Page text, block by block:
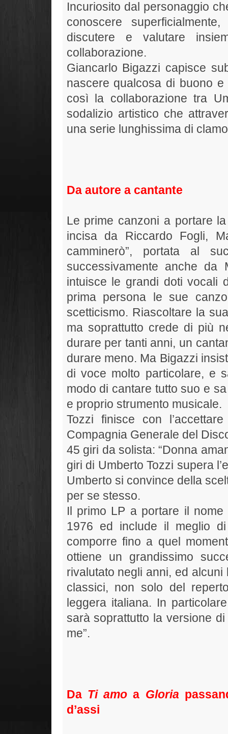
Incuriosito dal personaggio
conoscere
discutere e valutare
collaborazione.
Giancarlo Bigazzi capisce
nascere qualcosa di buono
così la collaborazione tra
sodalizio artistico che
una serie lunghissima di
Da autore a cantante
Le prime canzoni a portare
incisa da Riccardo Fogli,
camminerò”, portata al
successivamente anche da
intuisce le grandi doti vocali
prima persona le sue
scetticismo. Riascoltare la
ma soprattutto crede di più
durare per tanti anni, un
durare meno. Ma Bigazzi
di voce molto particolare, e
modo di cantare tutto suo e
e proprio strumento musicale.
Tozzi finisce con
Compagnia Generale del
45 giri da solista: “Donna
giri di Umberto Tozzi supera
Umberto si convince della
per se stesso.
Il primo LP a portare il
1976 ed include il meglio
comporre fino a quel
ottiene un grandissimo
rivalutato negli anni, ed
classici, non solo del
leggera italiana. In
sarà soprattutto la versione
me”.
Da Ti amo a Gloria
d’assi